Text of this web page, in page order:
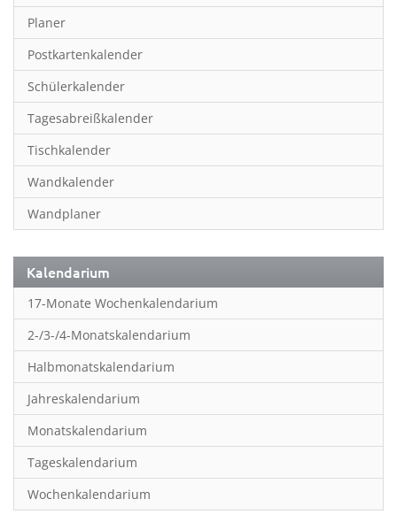
Geburtstagskalender
Hobby & Basteln
Humor & Cartoon
Inpiration & Entspannung
Inspiration & Entspannung
Inspiration & Spiritualität
Kinderkalender
Kunst
Länder & Städte
Landschaft & Natur
Lifestyle
Literatur
Manga & Animé
Neutrale Kalender
Partner- & Wandplaner
Planung & Organisation
Planer
Postkartenkalender
Schülerkalender
Tagesabreißkalender
Tischkalender
Wandkalender
Wandplaner
Kalendarium
17-Monate Wochenkalendarium
2-/3-/4-Monatskalendarium
Halbmonatskalendarium
Jahreskalendarium
Monatskalendarium
Tageskalendarium
Wochenkalendarium